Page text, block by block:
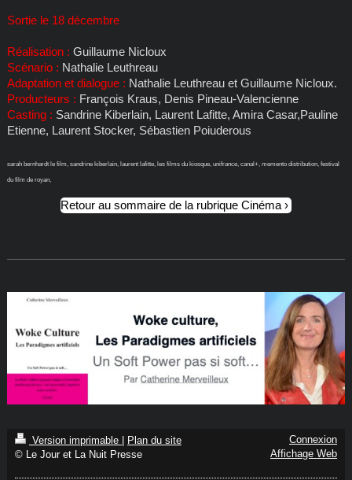
Sortie le 18 décembre
Réalisation : Guillaume Nicloux
Scénario : Nathalie Leuthreau
Adaptation et dialogue : Nathalie Leuthreau et Guillaume Nicloux.
Producteurs : François Kraus, Denis Pineau-Valencienne
Casting : Sandrine Kiberlain, Laurent Lafitte, Amira Casar,Pauline
Etienne, Laurent Stocker, Sébastien Poiuderous
sarah bernhardt le film, sandrine kiberlain, laurent lafitte, les films du kiosque, unifrance, canal+, memento distribution, festival
du film de royan,
Retour au sommaire de la rubrique Cinéma
Version imprimable | Plan du site
© Le Jour et La Nuit Presse
Connexion
Affichage Web